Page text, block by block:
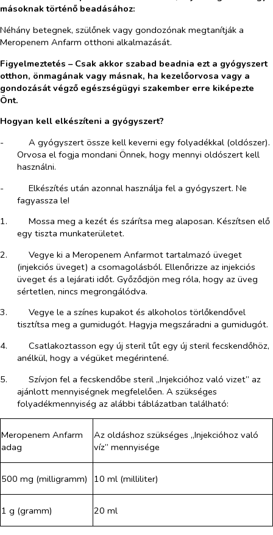
másoknak történő beadásához:
Néhány betegnek, szülőnek vagy gondozónak megtanítják a
Meropenem Anfarm otthoni alkalmazását.
Figyelmeztetés – Csak akkor szabad beadnia ezt a gyógyszert
otthon, önmagának vagy másnak, ha kezelőorvosa vagy a
gondozását végző egészségügyi szakember erre kiképezte
Önt.
Hogyan kell elkészíteni a gyógyszert?
-​
A gyógyszert össze kell keverni egy folyadékkal (oldószer).
Orvosa el fogja mondani Önnek, hogy mennyi oldószert kell
használni.
-​
Elkészítés után azonnal használja fel a gyógyszert. Ne
fagyassza le!
1.​
Mossa meg a kezét és szárítsa meg alaposan. Készítsen elő
egy tiszta munkaterületet.
2.​
Vegye ki a Meropenem Anfarmot tartalmazó üveget
(injekciós üveget) a csomagolásból. Ellenőrizze az injekciós
üveget és a lejárati időt. Győződjön meg róla, hogy az üveg
sértetlen, nincs megrongálódva.
3.​
Vegye le a színes kupakot és alkoholos törlőkendővel
tisztítsa meg a gumidugót. Hagyja megszáradni a gumidugót.
4.​
Csatlakoztasson egy új steril tűt egy új steril fecskendőhöz,
anélkül, hogy a végüket megérintené.
5.​
Szívjon fel a fecskendőbe steril „Injekcióhoz való vizet” az
ajánlott mennyiségnek megfelelően. A szükséges
folyadékmennyiség az alábbi táblázatban található:
Meropenem Anfarm
adag
Az oldáshoz szükséges „Injekcióhoz való
víz” mennyisége
500 mg (milligramm) 10 ml (milliliter)
1 g (gramm) 20 ml